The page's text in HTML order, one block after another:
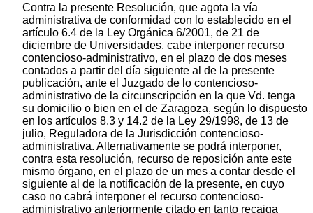
Contra la presente Resolución, que agota la vía
administrativa de conformidad con lo establecido en el
artículo 6.4 de la Ley Orgánica 6/2001, de 21 de
diciembre de Universidades, cabe interponer recurso
contencioso-administrativo, en el plazo de dos meses
contados a partir del día siguiente al de la presente
publicación, ante el Juzgado de lo contencioso-
administrativo de la circunscripción en la que Vd. tenga
su domicilio o bien en el de Zaragoza, según lo dispuesto
en los artículos 8.3 y 14.2 de la Ley 29/1998, de 13 de
julio, Reguladora de la Jurisdicción contencioso-
administrativa. Alternativamente se podrá interponer,
contra esta resolución, recurso de reposición ante este
mismo órgano, en el plazo de un mes a contar desde el
siguiente al de la notificación de la presente, en cuyo
caso no cabrá interponer el recurso contencioso-
administrativo anteriormente citado en tanto recaiga